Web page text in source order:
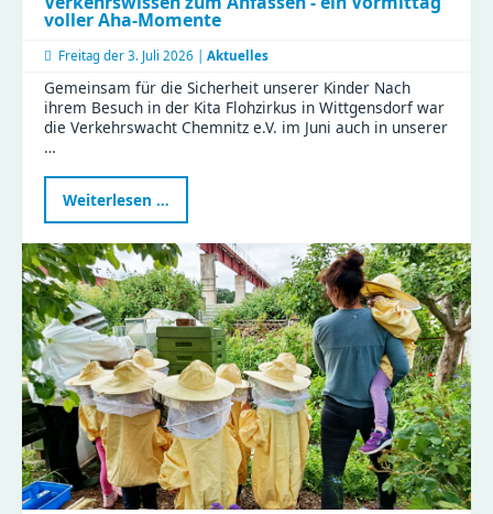
voller Aha-Momente
Freitag der 3. Juli 2026 | Aktuelles
Gemeinsam für die Sicherheit unserer Kinder Nach
ihrem Besuch in der Kita Flohzirkus in Wittgensdorf war
die Verkehrswacht Chemnitz e.V. im Juni auch in unserer
…
Weiterlesen …
zum
Anfassen
-
ein
Vormittag
voller
Aha-
Momente